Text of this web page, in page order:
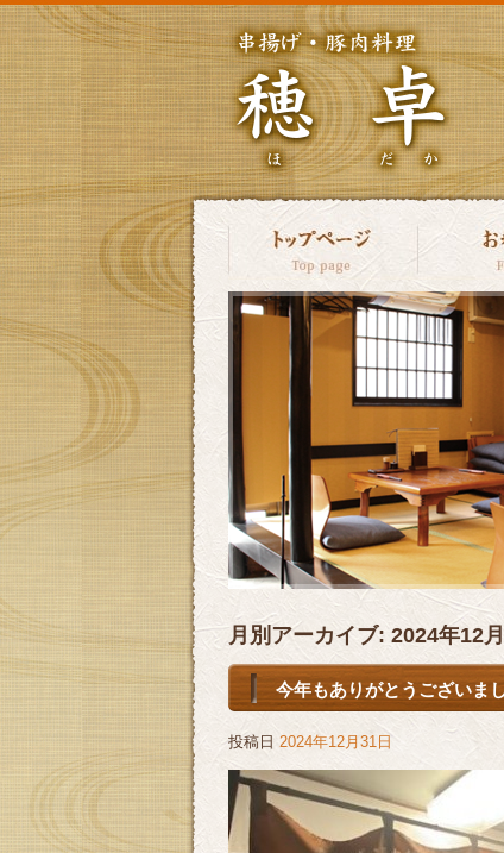
月別アーカイブ: 2024年12月
今年もありがとうございま
投稿日 2024年12月31日